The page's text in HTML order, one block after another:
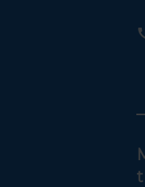
t